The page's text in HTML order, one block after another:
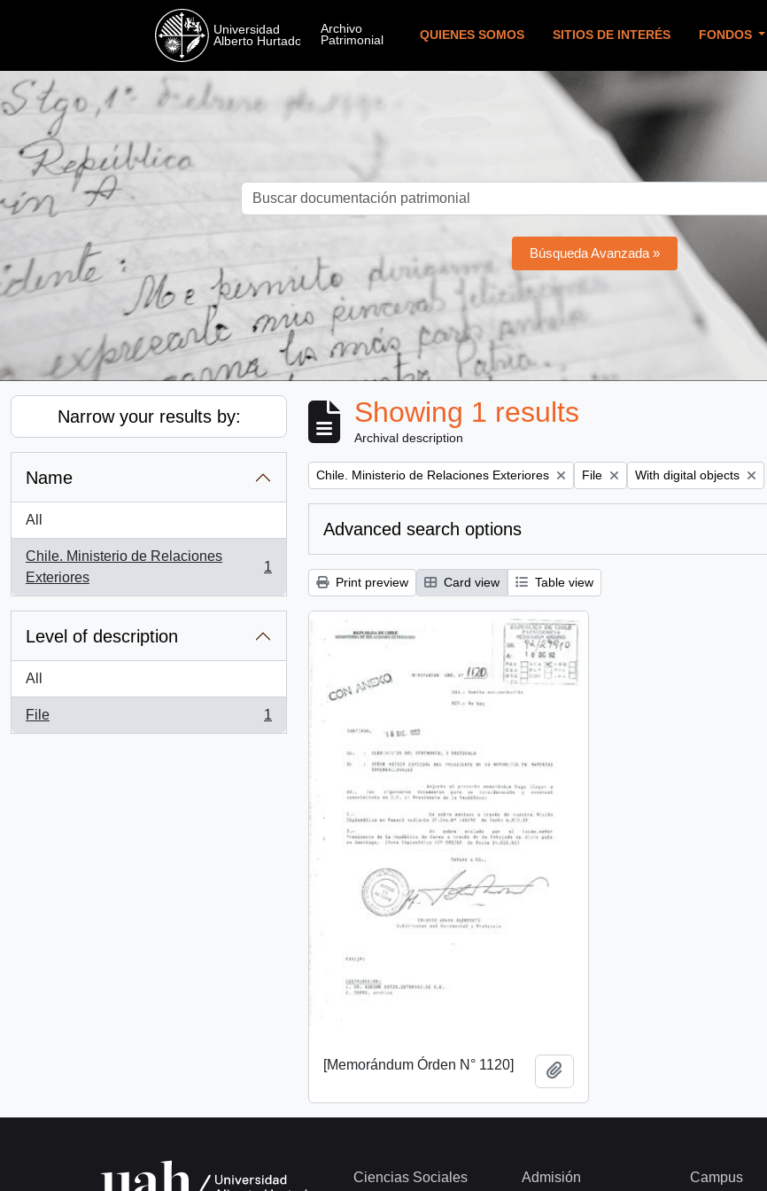
QUIENES SOMOS SITIOS DE INTERÉS FONDOS
Búsqueda Avanzada »
Narrow your results by:
Name
All
Chile. Ministerio de Relaciones
Exteriores
, 1 results
1
Level of description
All
File
, 1 results
1
Showing 1 results
Archival description
Remove filter:
Chile. Ministerio de Relaciones Exteriores Remove filter:
File Remove filter:
With digital objects
Advanced search options
Print preview Card view Table view
[Memorándum Órden N° 1120]
Ciencias Sociales Admisión Campus